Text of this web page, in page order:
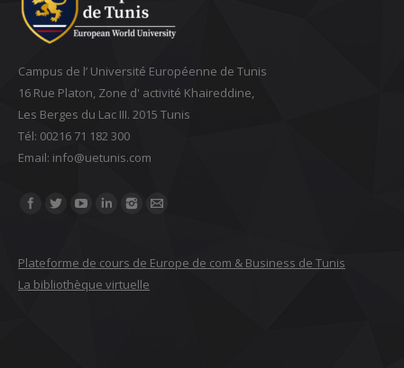
Campus de l’ Université Européenne de Tunis
16 Rue Platon, Zone d' activité Khaireddine,
Les Berges du Lac III. 2015 Tunis
Tél: 00216 71 182 300
Email: ‎info@uetunis.com
Find us on:
Plateforme de cours de Europe de com & Business de Tunis
La bibliothèque virtuelle